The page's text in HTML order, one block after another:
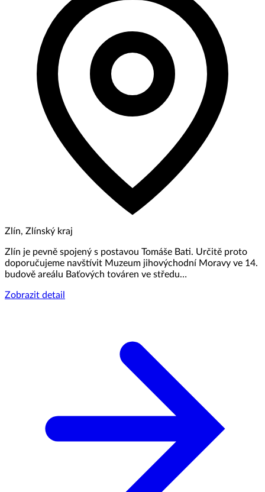
Zlín, Zlínský kraj
Zlín je pevně spojený s postavou Tomáše Bati. Určitě proto
doporučujeme navštívit Muzeum jihovýchodní Moravy ve 14.
budově areálu Baťových továren ve středu…
Zobrazit detail